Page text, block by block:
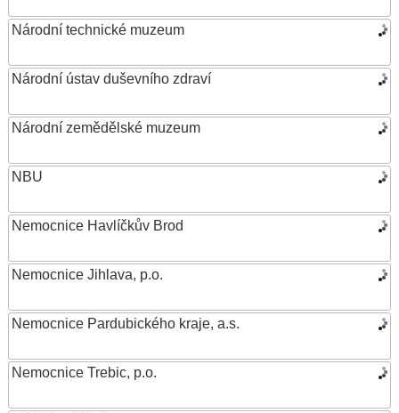
Národní technické muzeum
Národní ústav duševního zdraví
Národní zemědělské muzeum
NBU
Nemocnice Havlíčkův Brod
Nemocnice Jihlava, p.o.
Nemocnice Pardubického kraje, a.s.
Nemocnice Trebic, p.o.